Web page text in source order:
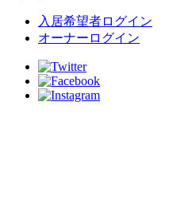
入居希望者ログイン
オーナーログイン